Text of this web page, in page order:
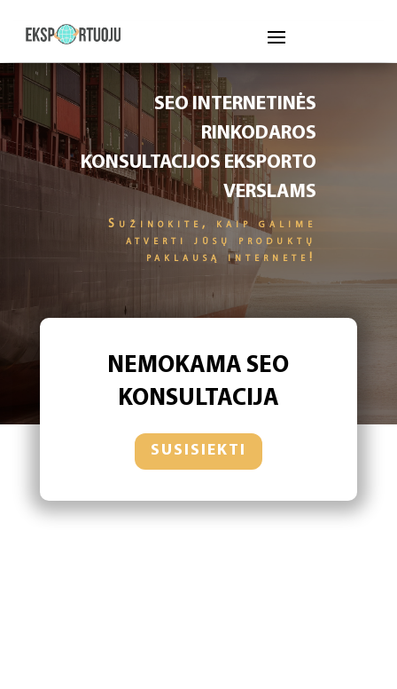
SEO INTERNETINĖS
RINKODAROS
KONSULTACIJOS EKSPORTO
VERSLAMS
Sužinokite, kaip galime
atverti jūsų produktų
paklausą internete!
NEMOKAMA SEO
KONSULTACIJA
SUSISIEKTI